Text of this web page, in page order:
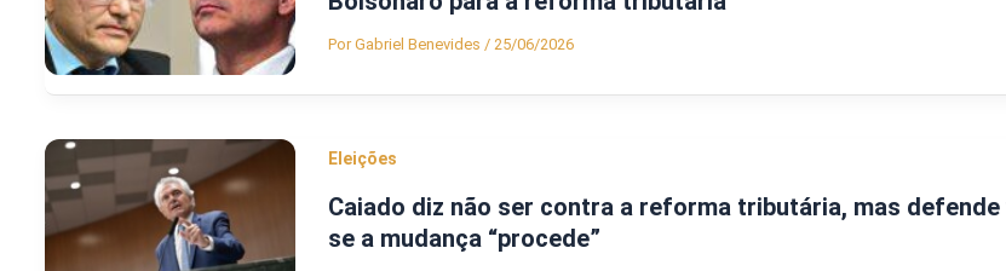
PorGabriel Benevides / 25/06/2026
Eleições
Caiado diz não ser contra a reforma tributária, mas defende
se a mudança “procede”